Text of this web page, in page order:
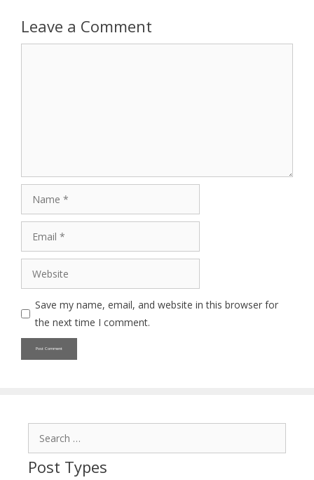
Leave a Comment
Website
Save my name, email, and website in this browser for
the next time I comment.
Post Types